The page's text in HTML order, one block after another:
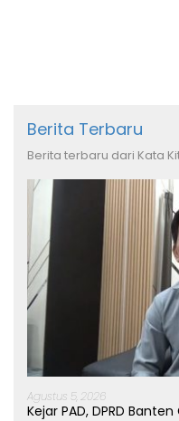
Berita Terbaru
Berita terbaru dari Kata
Agustus 5, 2026
Kejar PAD, DPRD